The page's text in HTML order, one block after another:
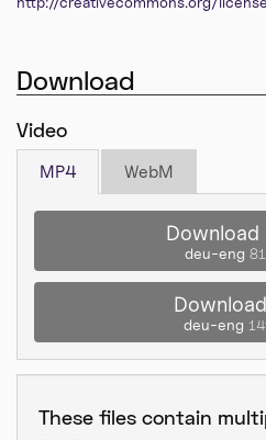
Download
Video
MP4 WebM
deu-eng
deu-eng
These files contain